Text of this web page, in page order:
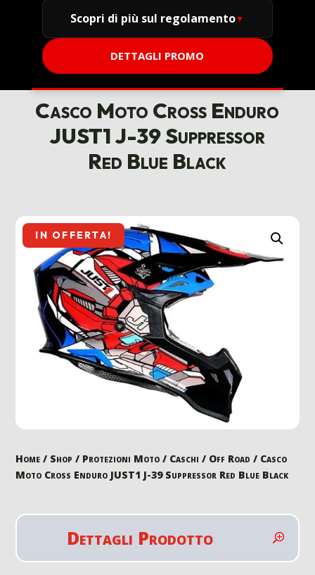
Scopri di più sul regolamento
DETTAGLI PROMO
Casco Moto Cross Enduro
JUST1 J-39 Suppressor
Red Blue Black
IN OFFERTA!
Home / Shop / Protezioni Moto / Caschi / Off Road / Casco
Moto Cross Enduro JUST1 J-39 Suppressor Red Blue Black
Dettagli Prodotto